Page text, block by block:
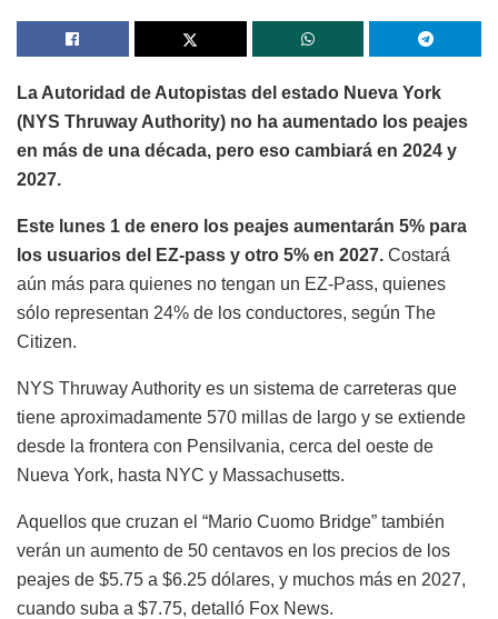
La Autoridad de Autopistas del estado Nueva York
(NYS Thruway Authority) no ha aumentado los peajes
en más de una década, pero eso cambiará en 2024 y
2027.
Este lunes 1 de enero los peajes aumentarán 5% para
los usuarios del EZ-pass y otro 5% en 2027. Costará
aún más para quienes no tengan un EZ-Pass, quienes
sólo representan 24% de los conductores, según The
Citizen.
NYS Thruway Authority es un sistema de carreteras que
tiene aproximadamente 570 millas de largo y se extiende
desde la frontera con Pensilvania, cerca del oeste de
Nueva York, hasta NYC y Massachusetts.
Aquellos que cruzan el “Mario Cuomo Bridge” también
verán un aumento de 50 centavos en los precios de los
peajes de $5.75 a $6.25 dólares, y muchos más en 2027,
cuando suba a $7.75, detalló Fox News.